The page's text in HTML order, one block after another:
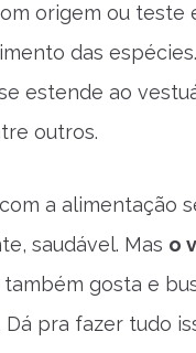
origem ou teste
das
estende ao
outros.
a alimentação
saudável. Mas o
também gosta e
Dá pra fazer tudo